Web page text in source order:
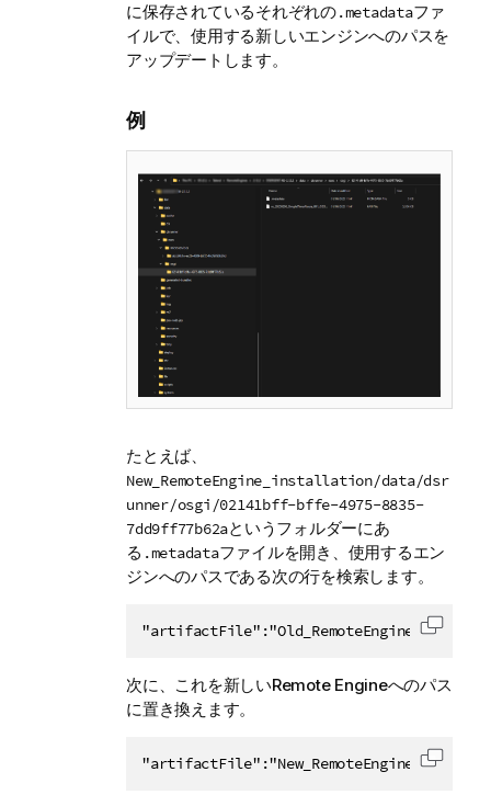
に保存されているそれぞれの.metadataファ
イルで、使用する新しいエンジンへのパスを
アップデートします。
例
たとえば、
New_RemoteEngine_installation/data/dsr
unner/osgi/02141bff-bffe-4975-8835-
7dd9ff77b62aというフォルダーにあ
る .metadataファイルを開き、使用するエン
ジンへのパスである次の行を検索します。
コード
次に、これを新しいRemote Engineへのパス
に置き換えます。
コード